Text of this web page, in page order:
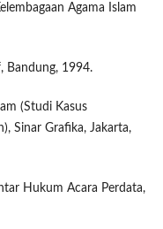
Agama Islam
Bandung, 1994.
(Studi Kasus
Sinar Grafika, Jakarta,
Hukum Acara Perdata,